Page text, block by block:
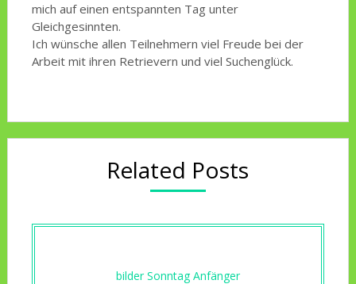
mich auf einen entspannten Tag unter
Gleichgesinnten.
Ich wünsche allen Teilnehmern viel Freude bei der
Arbeit mit ihren Retrievern und viel Suchenglück.
Related Posts
bilder Sonntag Anfänger